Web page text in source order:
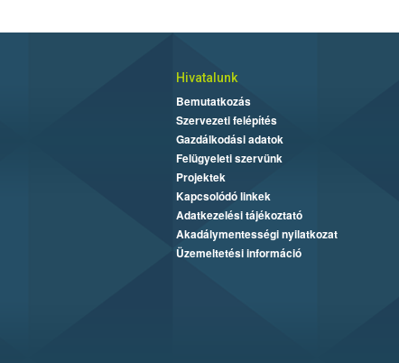
Hivatalunk
Bemutatkozás
Szervezeti felépítés
Gazdálkodási adatok
Felügyeleti szervünk
Projektek
Kapcsolódó linkek
Adatkezelési tájékoztató
Akadálymentességi nyilatkozat
Üzemeltetési információ